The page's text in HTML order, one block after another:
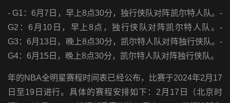
- G1：6月7日，早上8点30分，独行侠队对阵凯尔特人队。-
G2：6月10日，早上8点，独行侠队对阵凯尔特人队。-
G3：6月13日，晚上8点30分，凯尔特人队对阵独行侠队。-
G4：6月15日，晚上8点30分，凯尔特人队对阵独行侠队。
年的NBA全明星赛程时间表已经公布，比赛于2024年2月17
日至19日进行。具体的赛程安排如下：2月17日（北京时